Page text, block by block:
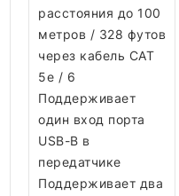
расстояния до 100
метров / 328 футов
через кабель CAT
5e / 6
Поддерживает
один вход порта
USB-B в
передатчике
Поддерживает два